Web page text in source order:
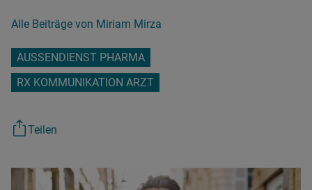
Alle Beiträge von Miriam Mirza
AUSSENDIENST PHARMA
RX KOMMUNIKATION ARZT
Teilen